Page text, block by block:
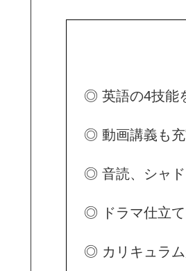
◎ 英語の4技能
◎ 動画講義も充
◎ 音読、シャド
◎ ドラマ仕立て
◎ カリキュラム